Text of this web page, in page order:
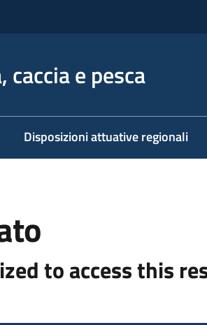
e pesca
Disposizioni attuative regionali
to access this